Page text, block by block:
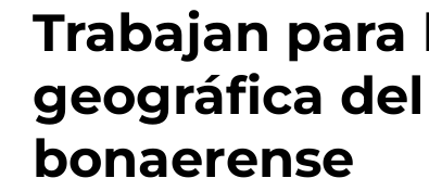
Trabajan
geográfica
bonaerense